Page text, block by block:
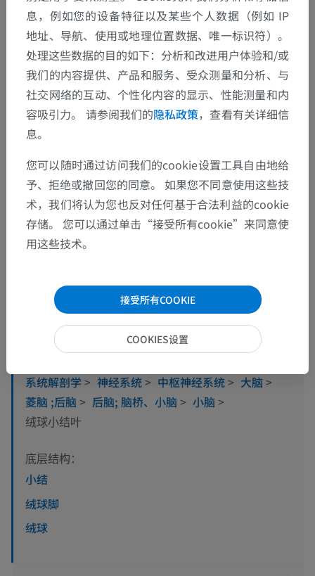
人体解剖学2
人体解剖学1
系统解剖学 > 神经系统> 中枢神经系统> 大脑>
菱脑 ;后脑 > 后脑; 脑桥、小脑 > 小脑 >
绒球小结叶
底层结构：
小结
绒球脚
绒球
息，例如您的设备特征以及某些个人数据（例如 IP
地址、导航、使用或地理位置数据、唯一标识符）。
处理这些数据的目的如下：分析和改进用户体验和/或
我们的内容提供、产品和服务、受众测量和分析、与
社交网络的互动、个性化内容的显示、性能测量和内
容吸引力。 请参阅我们的隐私政策，查看有关详细信
息。
您可以随时通过访问我们的cookie设置工具自由地给
予、拒绝或撤回您的同意。 如果您不同意使用这些技
术，我们将认为您也反对任何基于合法利益的cookie
存储。 您可以通过单击“接受所有cookie”来同意使
用这些技术。
接受所有COOKIE
COOKIES设置